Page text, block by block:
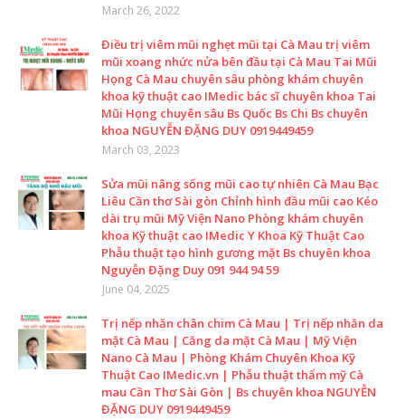
March 26, 2022
Điều trị viêm mũi nghẹt mũi tại Cà Mau trị viêm
mũi xoang nhức nửa bên đầu tại Cà Mau Tai Mũi
Họng Cà Mau chuyên sâu phòng khám chuyên
khoa kỹ thuật cao IMedic bác sĩ chuyên khoa Tai
Mũi Họng chuyên sâu Bs Quốc Bs Chi Bs chuyên
khoa NGUYỄN ĐẶNG DUY 0919449459
March 03, 2023
Sửa mũi nâng sống mũi cao tự nhiên Cà Mau Bạc
Liêu Cần thơ Sài gòn Chỉnh hình đầu mũi cao Kéo
dài trụ mũi Mỹ Viện Nano Phòng khám chuyên
khoa Kỹ thuật cao IMedic Y Khoa Kỹ Thuật Cao
Phẫu thuật tạo hình gương mặt Bs chuyên khoa
Nguyễn Đặng Duy 091 944 94 59
June 04, 2025
Trị nếp nhăn chân chim Cà Mau | Trị nếp nhăn da
mặt Cà Mau | Căng da mặt Cà Mau | Mỹ Viện
Nano Cà Mau | Phòng Khám Chuyên Khoa Kỹ
Thuật Cao IMedic.vn | Phẫu thuật thẩm mỹ Cà
mau Cần Thơ Sài Gòn | Bs chuyên khoa NGUYỄN
ĐẶNG DUY 0919449459